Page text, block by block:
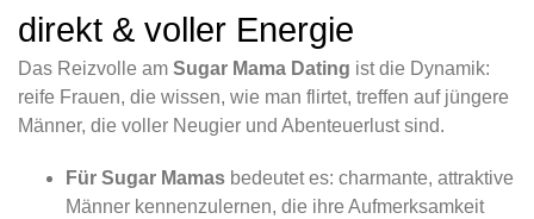
direkt & voller Energie
Das Reizvolle am Sugar Mama Dating ist die Dynamik:
reife Frauen, die wissen, wie man flirtet, treffen auf jüngere
Männer, die voller Neugier und Abenteuerlust sind.
Für Sugar Mamas bedeutet es: charmante, attraktive
Männer kennenzulernen, die ihre Aufmerksamkeit